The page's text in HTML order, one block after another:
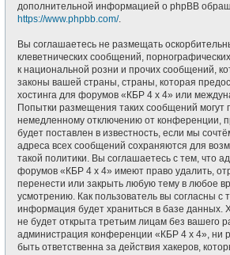
дополнительной информацией о phpBB
https://www.phpbb.com/.
Вы соглашаетесь не размещать
клеветнических сообщений,
к национальной розни и прочих сообщений,
законы вашей страны, страны, которая
хостинга для форумов «КБР 4 x 4» или
Попытки размещения таких сообщений могут
немедленному отключению от конференции,
будет поставлен в известность, если мы
адреса всех сообщений сохраняются для
такой политики. Вы соглашаетесь с тем, что
форумов «КБР 4 x 4» имеют право удалить,
перенести или закрыть любую тему в любое
усмотрению. Как пользователь вы согласны с
информация будет храниться в базе данных.
не будет открыта третьим лицам без вашего
администрация конференции «КБР 4 x 4», ни
быть ответственна за действия хакеров,